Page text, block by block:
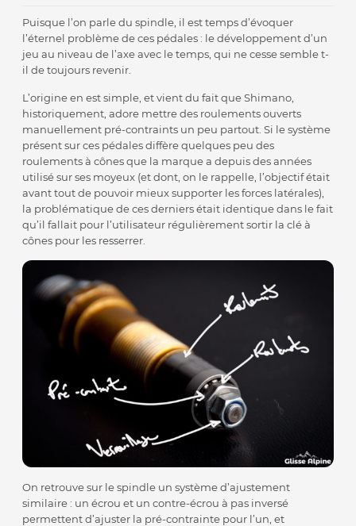
Puisque l’on parle du spindle, il est temps d’évoquer
l’éternel problème de ces pédales : le développement d’un
jeu au niveau de l’axe avec le temps, qui ne cesse semble t-
il de toujours revenir.
L’origine en est simple, et vient du fait que Shimano,
historiquement, adore mettre des roulements ouverts
manuellement pré-contraints un peu partout. Si le système
présent sur ces pédales diffère quelques peu des
roulements à cônes que la marque a depuis des années
utilisé sur ses moyeux (et dont, on le rappelle, l’objectif était
avant tout de pouvoir mieux supporter les forces latérales),
la problématique de ces derniers était identique dans le fait
qu’il fallait pour l’utilisateur régulièrement sortir la clé à
cônes pour les resserrer.
On retrouve sur le spindle un système d’ajustement
similaire : un écrou et un contre-écrou à pas inversé
permettent d’ajuster la pré-contrainte pour l’un, et